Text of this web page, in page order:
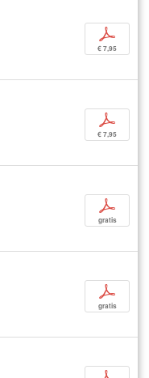
p
€ 7,95
p
€ 7,95
p
gratis
p
gratis